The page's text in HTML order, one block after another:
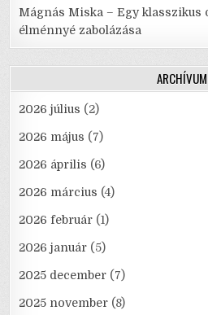
Mágnás Miska – Egy klasszikus
élménnyé zabolázása
ARCHÍVUM
2026 július (2)
2026 május (7)
2026 április (6)
2026 március (4)
2026 február (1)
2026 január (5)
2025 december (7)
2025 november (8)